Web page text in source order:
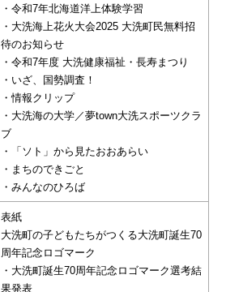
・令和7年北海道洋上体験学習
・大洗海上花火大会2025 大洗町民無料招
待のお知らせ
・令和7年度 大洗健康福祉・長寿まつり
・いざ、国勢調査！
・情報クリップ
・大洗海の大学／夢town大洗スポーツクラ
ブ
・「ソト」から見たおおあらい
・まちのできごと
・みんなのひろば
表紙
大洗町の子どもたちがつくる大洗町誕生70
周年記念ロゴマーク
・大洗町誕生70周年記念ロゴマーク選考結
果発表